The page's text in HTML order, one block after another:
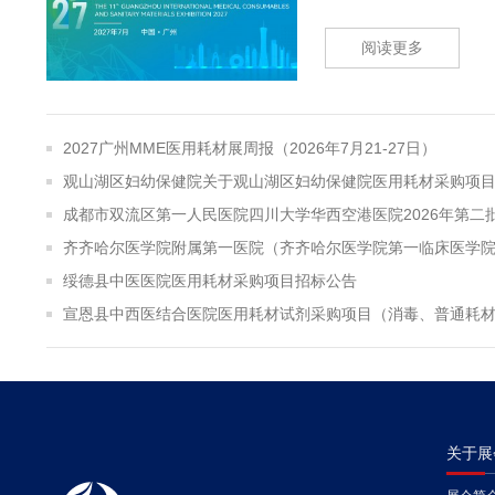
阅读更多
2027广州MME医用耗材展周报（2026年7月21-27日）
绥德县中医医院医用耗材采购项目招标公告
关于